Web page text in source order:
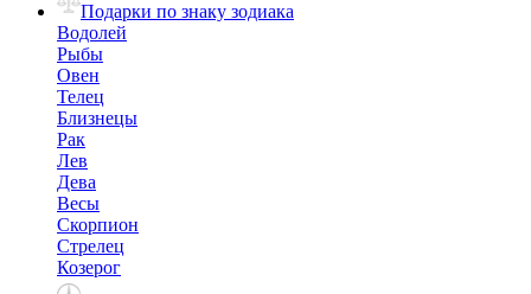
Подарки по знаку зодиака
Водолей
Рыбы
Овен
Телец
Близнецы
Рак
Лев
Дева
Весы
Скорпион
Стрелец
Козерог